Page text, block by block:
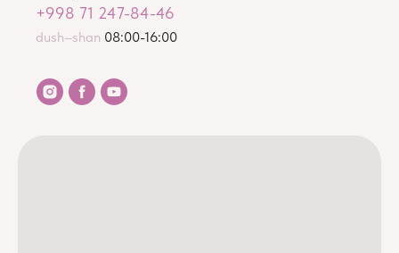
+998 71 247-84-46
dush–shan 08:00-16:00